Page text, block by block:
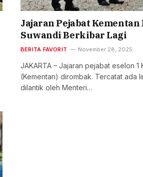
Jajaran Pejabat
Suwandi Berkibar Lagi
BERITA FAVORIT November 28, 2025
JAKARTA – Jajaran pejabat eselon 1
(Kementan) dirombak. Tercatat ada
dilantik oleh Menteri…